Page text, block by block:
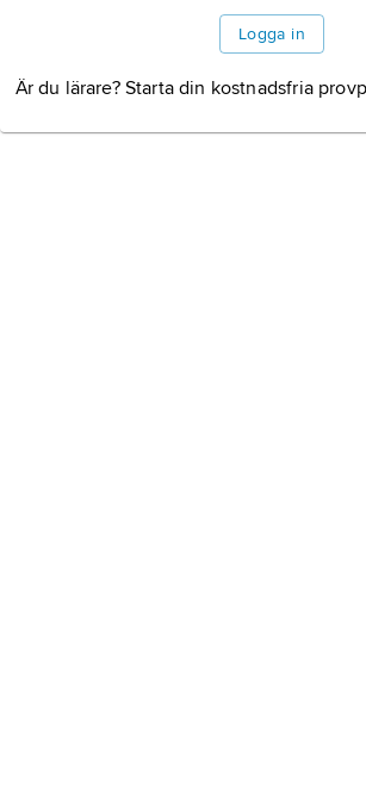
Logga in
Är du lärare? Starta din kostnadsfria